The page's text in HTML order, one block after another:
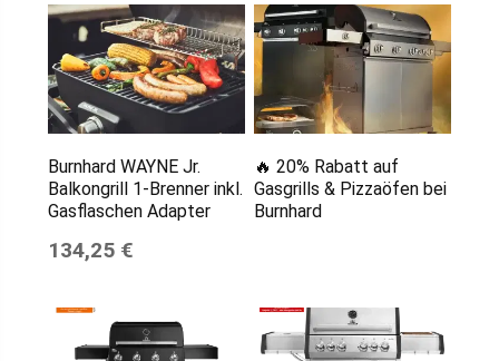
Burnhard WAYNE Jr.
Balkongrill 1-Brenner inkl.
Gasflaschen Adapter
134,25 €
🔥 20% Rabatt auf
Gasgrills & Pizzaöfen bei
Burnhard